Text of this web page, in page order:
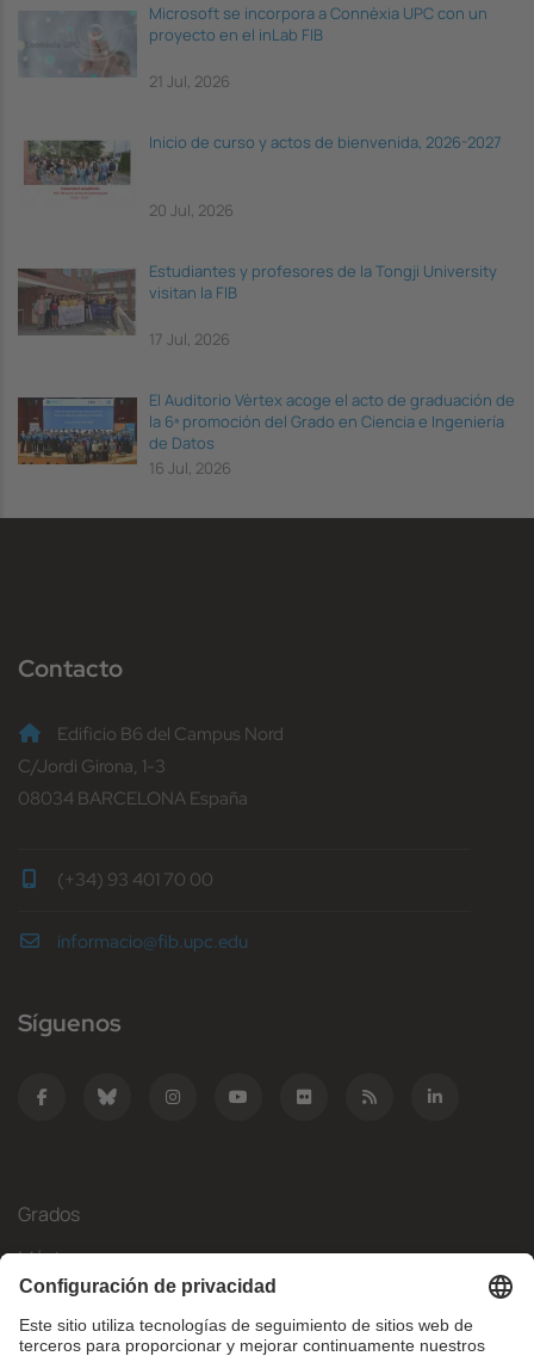
Microsoft se incorpora a Connèxia UPC con un
proyecto en el inLab FIB
21 Jul, 2026
Inicio de curso y actos de bienvenida, 2026-2027
20 Jul, 2026
Estudiantes y profesores de la Tongji University
visitan la FIB
17 Jul, 2026
El Auditorio Vèrtex acoge el acto de graduación de
la 6ª promoción del Grado en Ciencia e Ingeniería
de Datos
16 Jul, 2026
Contacto
Edificio B6 del Campus Nord
C/Jordi Girona, 1-3
08034 BARCELONA España
(+34) 93 401 70 00
informacio@fib.upc.edu
Síguenos
Grados
Másteres
Movilidad Internacional
Investigación